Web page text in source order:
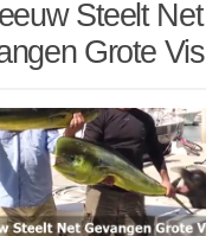
Steelt Net
Grote Vis